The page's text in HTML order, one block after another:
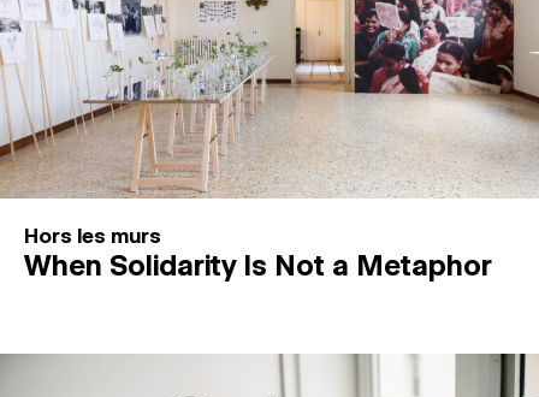
Hors les murs
When Solidarity Is Not a Metaphor